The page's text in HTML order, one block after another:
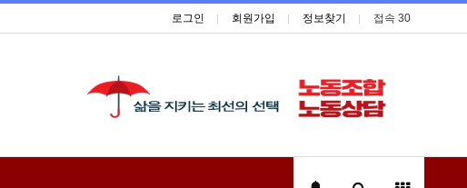
로그인 회원가입 정보찾기 접속 30